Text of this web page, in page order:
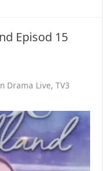
Episod 15
Drama Live,TV3